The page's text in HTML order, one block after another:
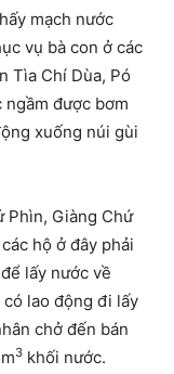
mạch nước
vụ bà con ở các
Tìa Chí Dùa, Pó
ngầm được bơm
xuống núi gùi
Phìn, Giàng Chứ
hộ ở đây phải
lấy nước về
lao động đi lấy
chở đến bán
3 khối nước.